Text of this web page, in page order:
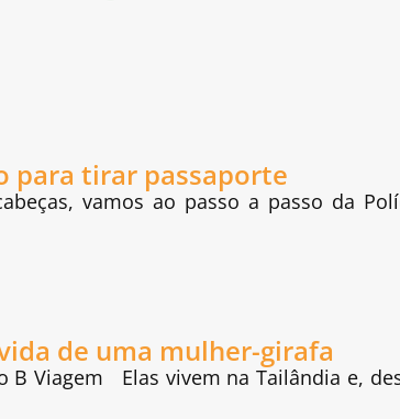
para tirar passaporte
vamos ao passo a passo da
de uma mulher-girafa
B Viagem Elas vivem na Tailândia e,